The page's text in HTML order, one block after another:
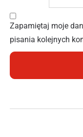
Zapamiętaj moje
pisania kolejnych